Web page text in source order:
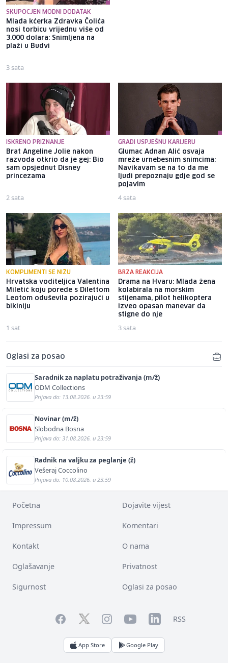
SKUPOCJEN MODNI DODATAK
Mlađa kćerka Zdravka Čolića
nosi torbicu vrijednu više od
3.000 dolara: Snimljena na
plaži u Budvi
3 sata
ISKRENO PRIZNANJE
Brat Angeline Jolie nakon
razvoda otkrio da je gej: Bio
sam opsjednut Disney
princezama
2 sata
GRADI USPJEŠNU KARIJERU
Glumac Adnan Alić osvaja
mreže urnebesnim snimcima:
Navikavam se na to da me
ljudi prepoznaju gdje god se
pojavim
4 sata
KOMPLIMENTI SE NIŽU
Hrvatska voditeljica Valentina
Miletić koju porede s Dilettom
Leotom oduševila pozirajući u
bikiniju
1 sat
BRZA REAKCIJA
Drama na Hvaru: Mlada žena
kolabirala na morskim
stijenama, pilot helikoptera
izveo opasan manevar da
stigne do nje
3 sata
Oglasi za posao
Saradnik za naplatu potraživanja (m/ž)
ODM Collections
Prijava do: 13.08.2026. u 23:59
Novinar (m/ž)
Slobodna Bosna
Prijava do: 31.08.2026. u 23:59
Radnik na valjku za peglanje (ž)
Vešeraj Coccolino
Prijava do: 10.08.2026. u 23:59
Početna Dojavite vijest
Impressum Komentari
Kontakt O nama
Oglašavanje Privatnost
Sigurnost Oglasi za posao
FacebookTwitterInstagramYouTubeLinkedInRSS
App Store Google Play